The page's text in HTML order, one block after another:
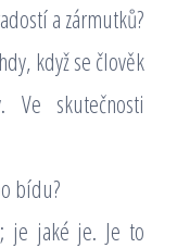
a zármutků?
když se člověk
Ve skutečnosti
bídu?
je jaké je. Je to